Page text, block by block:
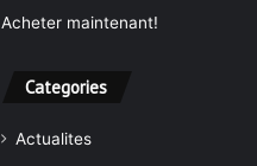
Acheter maintenant!
Categories
Actualites